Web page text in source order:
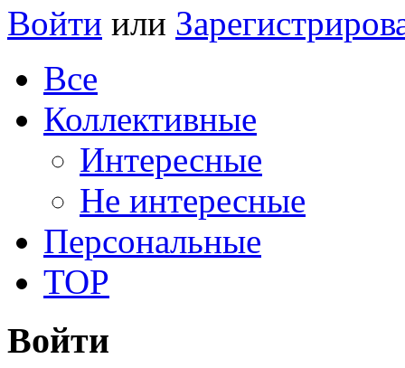
Войти или
Все
Коллективные
Интересные
Не интересные
Персональные
TOP
Войти